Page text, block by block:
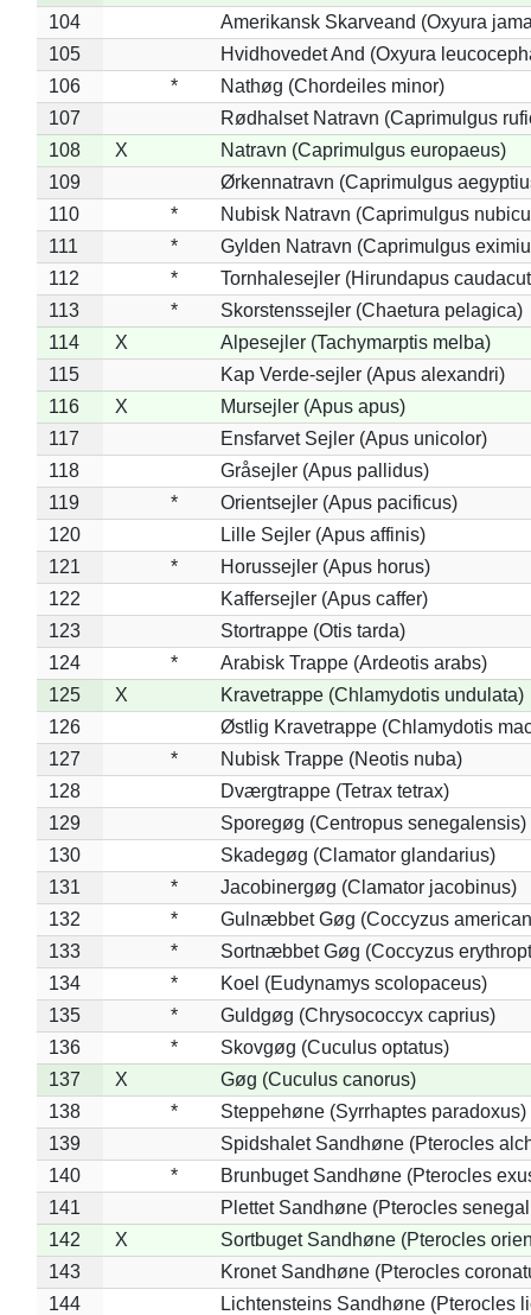
104
Amerikansk Skarveand (Oxyura
105
Hvidhovedet And (Oxyura
106
*
Nathøg (Chordeiles minor)
107
Rødhalset Natravn (Caprimulgus
108
X
Natravn (Caprimulgus europaeus)
109
Ørkennatravn (Caprimulgus
110
*
Nubisk Natravn (Caprimulgus
111
*
Gylden Natravn (Caprimulgus
112
*
Tornhalesejler (Hirundapus
113
*
Skorstenssejler (Chaetura pelagica)
114
X
Alpesejler (Tachymarptis melba)
115
Kap Verde-sejler (Apus alexandri)
116
X
Mursejler (Apus apus)
117
Ensfarvet Sejler (Apus unicolor)
118
Gråsejler (Apus pallidus)
119
*
Orientsejler (Apus pacificus)
120
Lille Sejler (Apus affinis)
121
*
Horussejler (Apus horus)
122
Kaffersejler (Apus caffer)
123
Stortrappe (Otis tarda)
124
*
Arabisk Trappe (Ardeotis arabs)
125
X
Kravetrappe (Chlamydotis undulata)
126
Østlig Kravetrappe (Chlamydotis
127
*
Nubisk Trappe (Neotis nuba)
128
Dværgtrappe (Tetrax tetrax)
129
Sporegøg (Centropus senegalensis)
130
Skadegøg (Clamator glandarius)
131
*
Jacobinergøg (Clamator jacobinus)
132
*
Gulnæbbet Gøg (Coccyzus
133
*
Sortnæbbet Gøg (Coccyzus
134
*
Koel (Eudynamys scolopaceus)
135
*
Guldgøg (Chrysococcyx caprius)
136
*
Skovgøg (Cuculus optatus)
137
X
Gøg (Cuculus canorus)
138
*
Steppehøne (Syrrhaptes paradoxus)
139
Spidshalet Sandhøne (Pterocles
140
*
Brunbuget Sandhøne (Pterocles
141
Plettet Sandhøne (Pterocles
142
X
Sortbuget Sandhøne (Pterocles
143
Kronet Sandhøne (Pterocles
144
Lichtensteins Sandhøne (Pterocles